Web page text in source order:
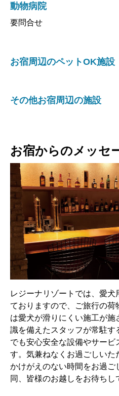
動物病院
要問合せ
お宿周辺のペットOK施設
その他お宿周辺の施設
お宿からのメッセ
レジーナリゾートでは、愛
ておりますので、ご旅行の
は愛犬が滑りにくい施工が
識を備えたスタッフが常駐
でも安心安全な設備やサービ
す。気兼ねなくお過ごしいた
かけがえのない時間をお過ご
同、皆様のお越しをお待ちし